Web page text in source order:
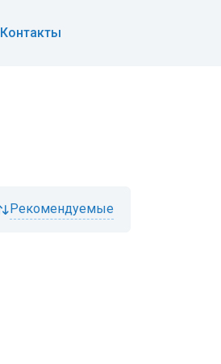
Контакты
рекомендуемые